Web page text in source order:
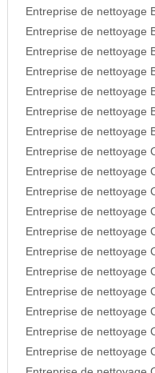
Entreprise de nettoyage
Entreprise de nettoyage
Entreprise de nettoyage
Entreprise de nettoyage
Entreprise de nettoyage
Entreprise de nettoyage
Entreprise de nettoyage
Entreprise de nettoyage
Entreprise de nettoyage
Entreprise de nettoyage
Entreprise de nettoyage
Entreprise de nettoyage
Entreprise de nettoyage
Entreprise de nettoyage
Entreprise de nettoyage
Entreprise de nettoyage
Entreprise de nettoyage
Entreprise de nettoyage